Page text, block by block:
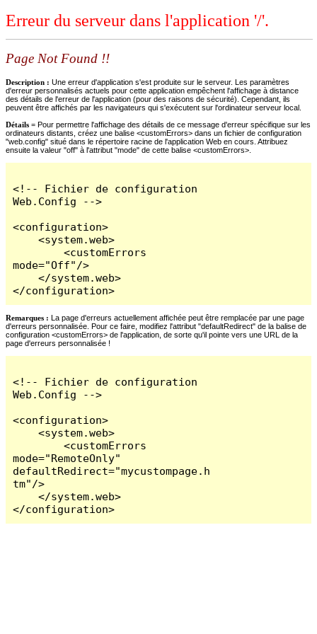
Erreur du serveur dans l'application '/'.
Page Not Found !!
Description : Une erreur d'application s'est produite sur le serveur. Les paramètres
d'erreur personnalisés actuels pour cette application empêchent l'affichage à distance
des détails de l'erreur de l'application (pour des raisons de sécurité). Cependant, ils
peuvent être affichés par les navigateurs qui s'exécutent sur l'ordinateur serveur local.
Détails = Pour permettre l'affichage des détails de ce message d'erreur spécifique sur les
ordinateurs distants, créez une balise <customErrors> dans un fichier de configuration
"web.config" situé dans le répertoire racine de l'application Web en cours. Attribuez
ensuite la valeur "off" à l'attribut "mode" de cette balise <customErrors>.
<!-- Fichier de configuration
Web.Config -->
<configuration>
    <system.web>
        <customErrors
mode="Off"/>
    </system.web>
</configuration>
Remarques : La page d'erreurs actuellement affichée peut être remplacée par une page
d'erreurs personnalisée. Pour ce faire, modifiez l'attribut "defaultRedirect" de la balise de
configuration <customErrors> de l'application, de sorte qu'il pointe vers une URL de la
page d'erreurs personnalisée !
<!-- Fichier de configuration
Web.Config -->
<configuration>
    <system.web>
        <customErrors
mode="RemoteOnly"
defaultRedirect="mycustompage.h
tm"/>
    </system.web>
</configuration>